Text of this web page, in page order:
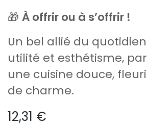
🎁 À offrir ou à s’offrir !
Un bel allié du
utilité et esthétisme,
une cuisine douce,
de charme.
12,31 €